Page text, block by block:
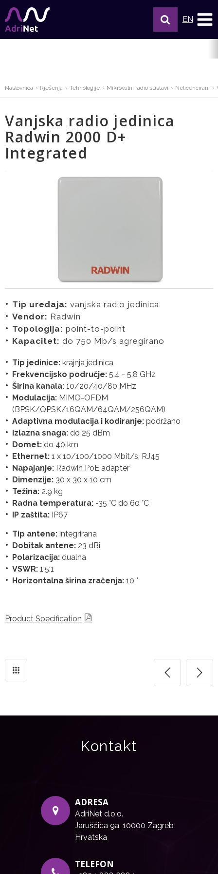
EN
Naslovnica Rješenja Tehnologije Mikrovalni radio sustavi Nelicencirani
Vanjska radio jedinica
Radwin 2000 D+
Integrated
Tip uređaja: vanjska radio jedinica
Vendor: Radwin
Topologija: point-to-point
Kapacitet: do 750 Mb/s agregirano
Tip jedinice: krajnja jedinica
Frekvencijsko područje: 5.4 - 5.8 GHz
Širina kanala: 10/20/40/80 MHz
Modulacija: MIMO-OFDM
(BPSK/QPSK/16QAM/64QAM/256QAM)
Adaptivna modulacija i kodiranje: podržano
Izlazna snaga: do 25 dBm
Domet: do 40 km
Ethernet: 1 x 10/100/1000 Mbit/s, RJ45
Napajanje: Radwin PoE adapter
Dimenzije: 30 x 30 x 10 cm
Težina: 2.9 kg
Radna temperatura: -35 °C do 60 °C
IP zaštita: IP67
Tip antene: integrirana
Dobitak antene: 23 dBi
Polarizacija: dualna
VSWR: 1.5:1
Horizontalna širina zračenja: 10 °
Product Specification
Kontakt
ADRESA
AdriNet d.o.o.
Jaruščica 9a, 10000 Zagreb
Hrvatska
TELEFON